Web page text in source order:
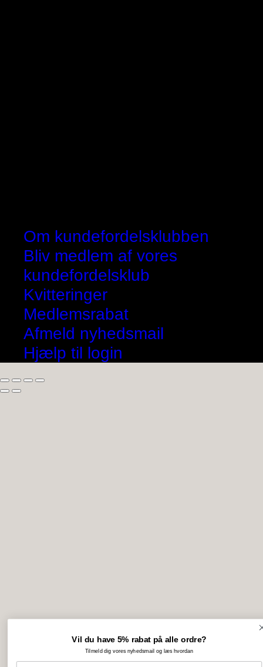
Om kundefordelsklubben
Bliv medlem af vores
kundefordelsklub
Kvitteringer
Medlemsrabat
Afmeld nyhedsmail
Hjælp til login
Vil du have 5% rabat på alle ordre?
Tilmeld dig vores nyhedsmail og læs hvordan
Email